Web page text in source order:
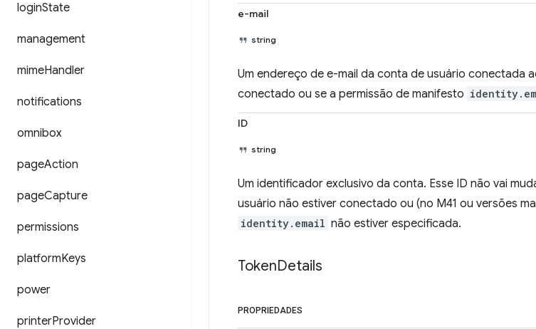
loginState
management
mimeHandler
notifications
omnibox
pageAction
pageCapture
permissions
platformKeys
power
printerProvider
e-mail
string
Um endereço de e-mail da conta de usuário conectada
conectado ou se a permissão de manifesto
ID
string
Um identificador exclusivo da conta. Esse ID não vai
usuário não estiver conectado ou (no M41 ou versões
identity.email não estiver especificada.
TokenDetails
PROPRIEDADES